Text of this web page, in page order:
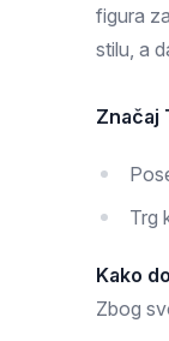
figura
stilu, a
Značaj
Trg
Kako
Zbog